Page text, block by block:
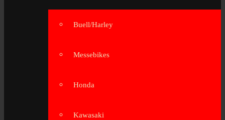
Buell/Harley
Messebikes
Honda
Kawasaki